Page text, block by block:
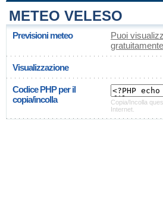
METEO VELESO
Previsioni meteo
Puoi
Visualizzazione
Codice PHP per il
copia/incolla
Copia/Incolla
Internet.